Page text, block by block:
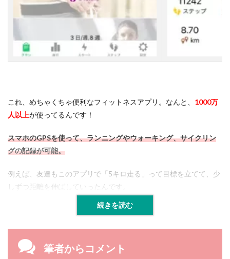
これ、めちゃくちゃ便利なフィットネスアプリ。なんと、 1000万
人以上が使ってるんです！
スマホのGPSを使って、ランニングやウォーキング、サイクリン
グの記録が可能。
例えば、友達もこのアプリで「5キロ走る」って目標を立てて、少
しずつ距離を伸ばしていったんです。
続きを読む
筆者からコメント